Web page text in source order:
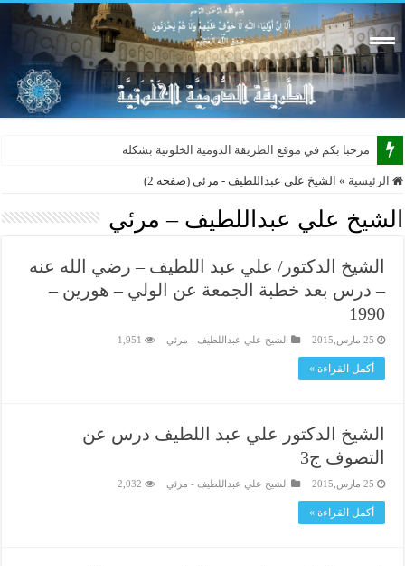
مرحبا بكم في موقع الطريقة الدومية الخلوتية بشكله الجديد
الرئيسية » الشيخ علي عبداللطيف - مرئي (صفحه 2)
الشيخ علي عبداللطيف – مرئي
الشيخ الدكتور/ علي عبد اللطيف – رضي الله عنه
– درس بعد خطبة الجمعة عن الولي – هورين –
1990
25 مارس,2015 الشيخ علي عبداللطيف - مرئي 1,951
أكمل القراءة »
الشيخ الدكتور علي عبد اللطيف درس عن
التصوف ج3
25 مارس,2015 الشيخ علي عبداللطيف - مرئي 2,032
أكمل القراءة »